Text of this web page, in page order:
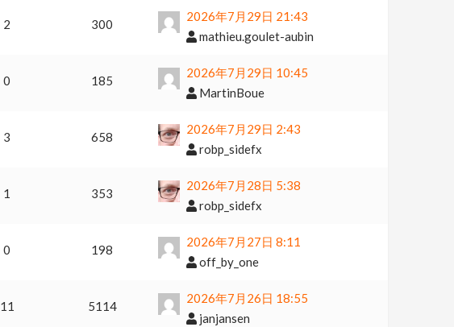
2 300
2026年7月29日 21:43
mathieu.goulet-aubin
0 185
2026年7月29日 10:45
MartinBoue
3 658
2026年7月29日 2:43
robp_sidefx
1 353
2026年7月28日 5:38
robp_sidefx
0 198
2026年7月27日 8:11
off_by_one
11 5114
2026年7月26日 18:55
janjansen